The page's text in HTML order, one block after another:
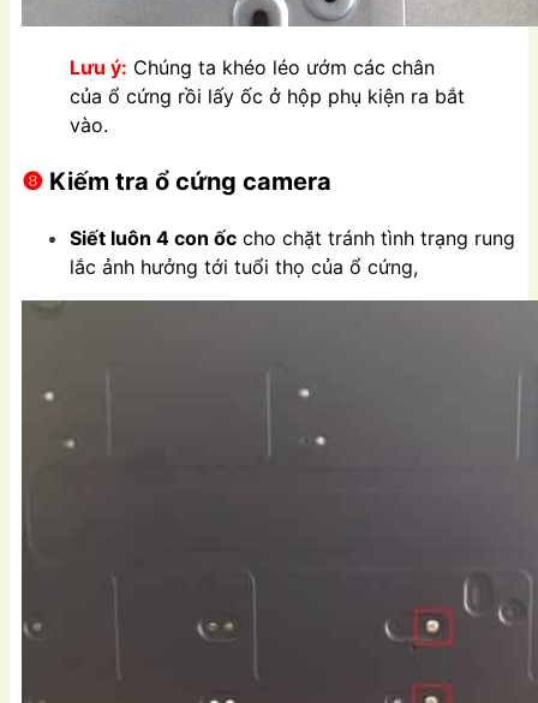
Lưu ý: Chúng ta khéo léo ướm các chân
của ổ cứng rồi lấy ốc ở hộp phụ kiện ra bắt
vào.
❽ Kiếm tra ổ cứng camera
Siết luôn 4 con ốc cho chặt tránh tình trạng rung
lắc ảnh hưởng tới tuổi thọ của ổ cứng,